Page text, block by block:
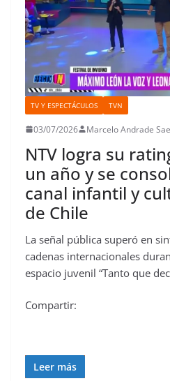
TV Y ESPECTÁCULOS TVN
03/07/2026 Marcelo Andrade
NTV logra su
un año y se
canal infantil y
de Chile
La señal pública superó en
cadenas internacionales
espacio juvenil “Tanto que
Compartir:
Leer más